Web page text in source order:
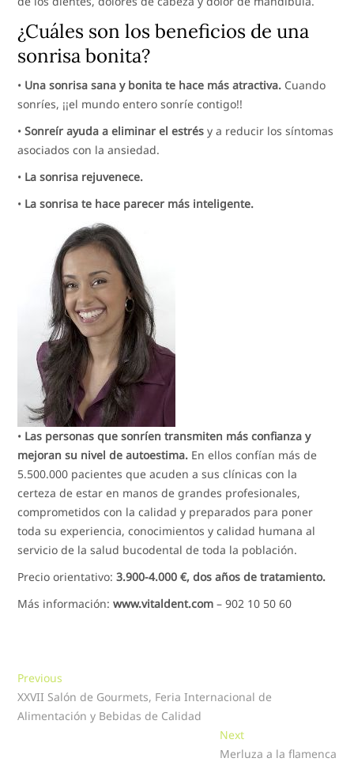
¿Cuáles son los beneficios de una
sonrisa bonita?
• Una sonrisa sana y bonita te hace más atractiva. Cuando
sonríes, ¡¡el mundo entero sonríe contigo!!
•Sonreír ayuda a eliminar el estrés y a reducir los síntomas
asociados con la ansiedad.
• La sonrisa rejuvenece.
• La sonrisa te hace parecer más inteligente.
• Las personas que sonríen transmiten más confianza y
mejoran su nivel de autoestima. En ellos confían más de
5.500.000 pacientes que acuden a sus clínicas con la
certeza de estar en manos de grandes profesionales,
comprometidos con la calidad y preparados para poner
toda su experiencia, conocimientos y calidad humana al
servicio de la salud bucodental de toda la población.
Precio orientativo:3.900-4.000 €, dos años de tratamiento.
Más información:www.vitaldent.com – 902 10 50 60
Navegación
de
entradas
Previous
post:
XXVII Salón de Gourmets, Feria Internacional de
Alimentación y Bebidas de Calidad
NextNext
post:
Merluza a la flamenca